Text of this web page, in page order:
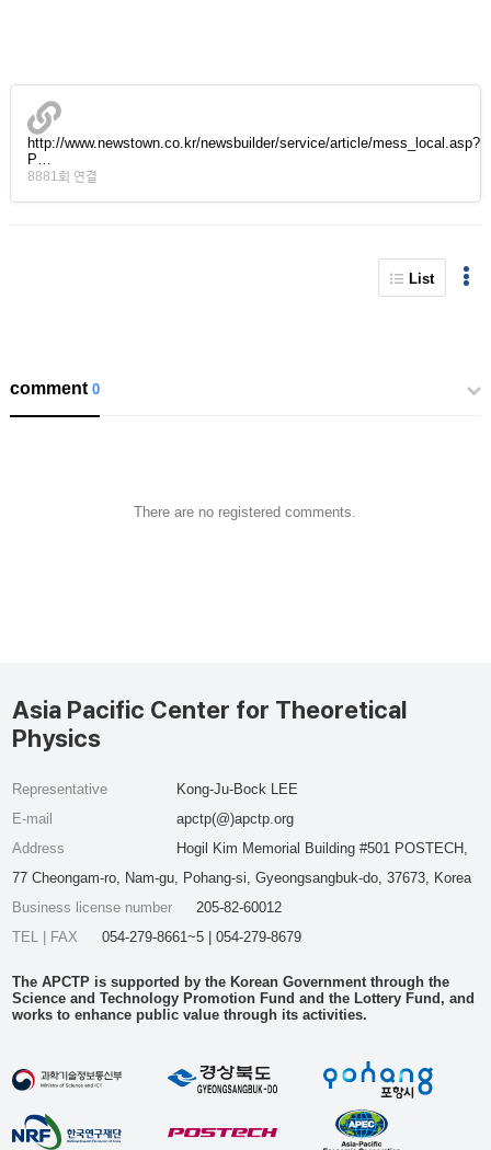
http://www.newstown.co.kr/newsbuilder/service/article/mess_local.asp?
P…
8881회 연결
List
comment0
There are no registered comments.
Asia Pacific Center for Theoretical
Physics
Representative
Kong-Ju-Bock LEE
E-mail
apctp(@)apctp.org
Address
Hogil Kim Memorial Building #501 POSTECH,
77 Cheongam-ro, Nam-gu, Pohang-si, Gyeongsangbuk-do, 37673, Korea
Business license number
205-82-60012
TEL | FAX
054-279-8661~5 | 054-279-8679
The APCTP is supported by the Korean Government through the
Science and Technology Promotion Fund and the Lottery Fund, and
works to enhance public value through its activities.